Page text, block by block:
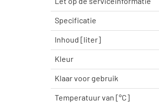
Specificatie
Inhoud [liter]
Kleur
Klaar voor gebruik
Temperatuur van [°C]